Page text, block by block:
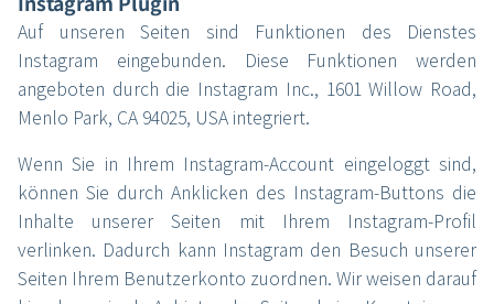
Auf unseren Seiten sind Funktionen des Dienstes
Instagram eingebunden. Diese Funktionen werden
angeboten durch die Instagram Inc., 1601 Willow Road,
Menlo Park, CA 94025, USA integriert.
Wenn Sie in Ihrem Instagram-Account eingeloggt sind,
können Sie durch Anklicken des Instagram-Buttons die
Inhalte unserer Seiten mit Ihrem Instagram-Profil
verlinken. Dadurch kann Instagram den Besuch unserer
Seiten Ihrem Benutzerkonto zuordnen. Wir weisen darauf